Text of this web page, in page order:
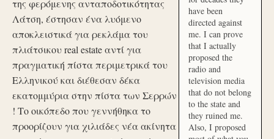
της φερόμενης ανταποδοτικότητας
Λάτση, έστησαν ένα λυόμενο
αποκλειστικά για ρεκλάμα του
πλιάτσικου real estate αντί για
πραγματική πίστα περιμετρικά του
Ελληνικού και διέθεσαν δέκα
εκατομμύρια στην πίστα των Σερρών
! Το οικόπεδο που γεννήθηκα το
προορίζουν για χιλιάδες νέα ακίνητα
have been
directed against
me. I can prove
that I actually
proposed the
radio and
television media
that do not belong
to the state and
they ruined me.
Also, I proposed